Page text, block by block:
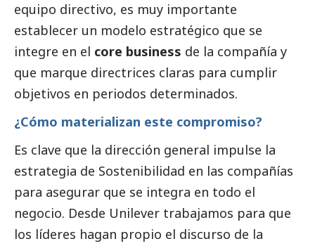
equipo directivo, es muy importante
establecer un modelo estratégico que se
integre en el core business de la compañía y
que marque directrices claras para cumplir
objetivos en periodos determinados.
¿Cómo materializan este compromiso?
Es clave que la dirección general impulse la
estrategia de Sostenibilidad en las compañías
para asegurar que se integra en todo el
negocio. Desde Unilever trabajamos para que
los líderes hagan propio el discurso de la